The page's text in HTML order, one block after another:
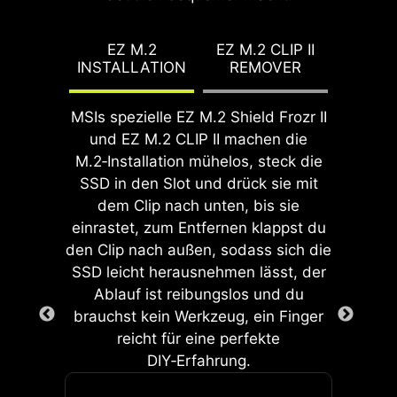
EZ M.2
INSTALLATION
EZ M.2 CLIP II
REMOVER
MSIs spezielle EZ M.2 Shield Frozr II
und EZ M.2 CLIP II machen die
M.2‑Installation mühelos, steck die
SSD in den Slot und drück sie mit
dem Clip nach unten, bis sie
einrastet, zum Entfernen klappst du
den Clip nach außen, sodass sich die
SSD leicht herausnehmen lässt, der
Ablauf ist reibungslos und du
brauchst kein Werkzeug, ein Finger
reicht für eine perfekte
DIY‑Erfahrung.
Gleichzeitig bietet der I/O Shield
Systems bei.
EZ MOUNTING
Die Schaltkreise der MSI-Mainboards
Die integrierten LEDs zeigen
an, wo ein Problem
aufgetreten ist, um die
Fehlersuche zu erleichtern.
Ein-Klick-Übertaktungsfunktionen
deutlich einfacher. So lässt sich die
Systemleistung unkompliziert
verbessern, ohne sich mit
komplexen Einstellungen
beschäftigen zu müssen.
GAME BOOST
Die Ein-Klick-CPU-
Übertaktung optimiert die